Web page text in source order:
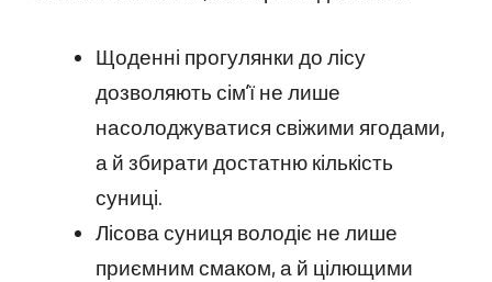
Щоденні прогулянки до лісу
дозволяють сім’ї не лише
насолоджуватися свіжими ягодами,
а й збирати достатню кількість
суниці.
Лісова суниця володіє не лише
приємним смаком, а й цілющими